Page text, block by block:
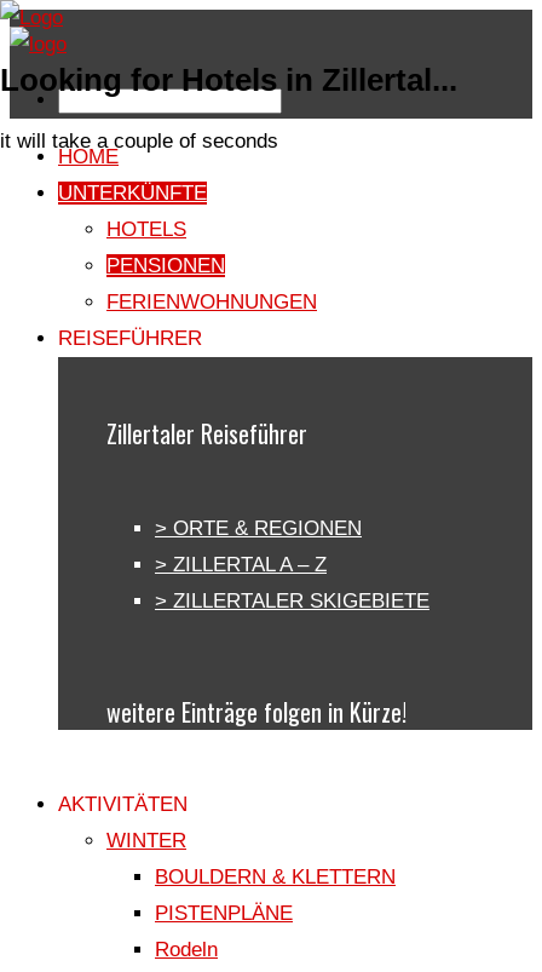
HOME
UNTERKÜNFTE
HOTELS
PENSIONEN
FERIENWOHNUNGEN
REISEFÜHRER
Zillertaler Reiseführer
> ORTE & REGIONEN
> ZILLERTAL A – Z
> ZILLERTALER SKIGEBIETE
weitere Einträge folgen in Kürze!
AKTIVITÄTEN
WINTER
BOULDERN & KLETTERN
PISTENPLÄNE
Rodeln
Looking for Hotels in Zillertal...
it will take a couple of seconds